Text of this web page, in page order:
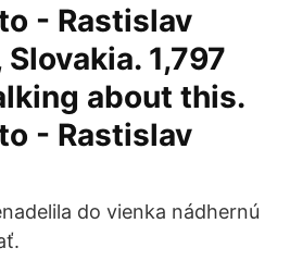
- Rastislav
1,797
about this.
- Rastislav
do vienka nádhernú